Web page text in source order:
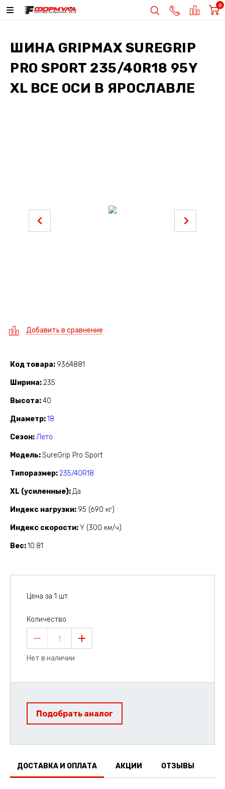
0
ШИНА GRIPMAX SUREGRIP
PRO SPORT 235/40R18 95Y
XL ВСЕ ОСИ В ЯРОСЛАВЛЕ
Добавить в сравнение
Код товара 9364881
Ширина 235
Высота 40
Диаметр 18
Сезон Лето
Модель SureGrip Pro Sport
Типоразмер 235/40R18
XL (усиленные) Да
Индекс нагрузки 95 (690 кг)
Индекс скорости Y (300 км/ч)
Вес 10.81
Цена за 1 шт.
Количество
1
Нет в наличии
Подобрать аналог
ДОСТАВКА И ОПЛАТА АКЦИИ ОТЗЫВЫ